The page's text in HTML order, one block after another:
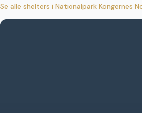
Se alle shelters i Nationalpark Kongernes